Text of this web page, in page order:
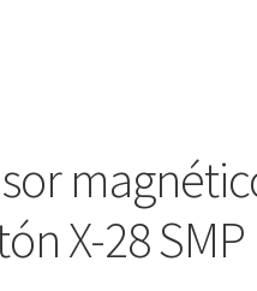
X-28 SMP